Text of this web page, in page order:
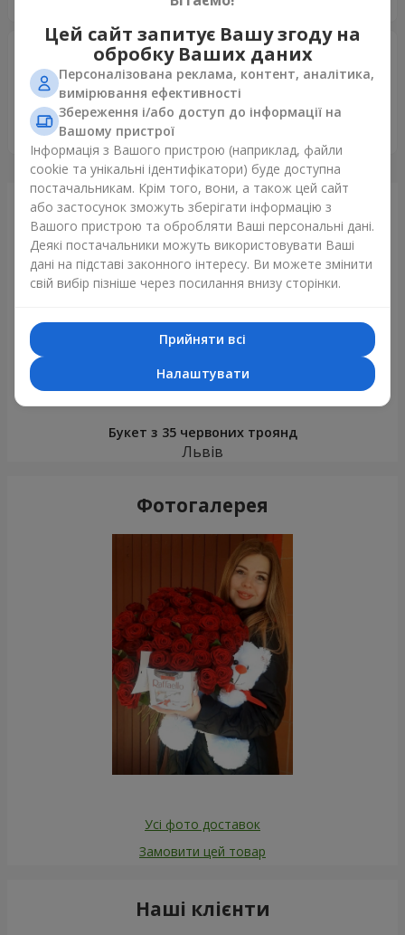
29.06.2025
4
Загалом все добре, єдине що просив зателефонувати
одержувачу після 11:30, а оператори дзвонили з самого
ранку :) але то таке
Щойно доставили
Букет з 35 червоних троянд
Львів
Фотогалерея
Усі фото доставок
Замовити цей товар
Наші клієнти
Цей сайт запитує Вашу згоду на
обробку Ваших даних
Персоналізована реклама, контент, аналітика,
вимірювання ефективності
Збереження і/або доступ до інформації на
Вашому пристрої
Інформація з Вашого пристрою (наприклад, файли
cookie та унікальні ідентифікатори) буде доступна
постачальникам. Крім того, вони, а також цей сайт
або застосунок зможуть зберігати інформацію з
Вашого пристрою та обробляти Ваші персональні дані.
Деякі постачальники можуть використовувати Ваші
дані на підставі законного інтересу. Ви можете змінити
свій вибір пізніше через посилання внизу сторінки.
Прийняти всі
Налаштувати